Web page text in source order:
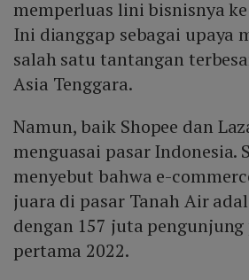
memperluas lini bisnisnya
Ini dianggap sebagai upaya
salah satu tantangan
Asia Tenggara.
Namun, baik Shopee dan
menguasai pasar Indonesia.
menyebut bahwa e-
juara di pasar Tanah Air
dengan 157 juta
pertama 2022.